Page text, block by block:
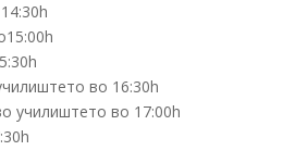
во 16:30h
училиштето во 17:00h